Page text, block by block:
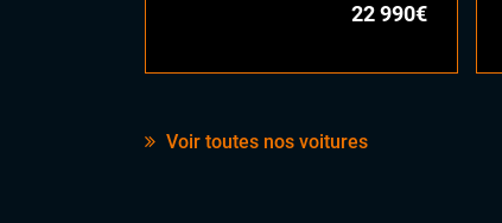
22 990€
Voir toutes nos voitures